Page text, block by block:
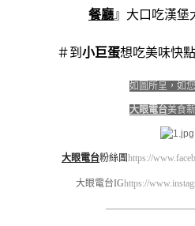
餐廳』大口吃漢堡
＃到 小巨蛋想吃美味快
如圖所呈，如
大眼電台美食
大眼電台粉絲團https://
大眼電台IGhttps://